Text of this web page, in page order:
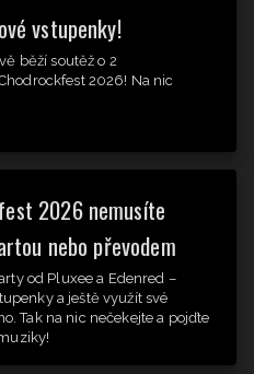
vstupenky!
běží soutěž o 2
2026! Na nic
2026 nemusíte
nebo převodem
od Pluxee a Edenred –
a ještě využít své
Tak na nic nečekejte a pojďte